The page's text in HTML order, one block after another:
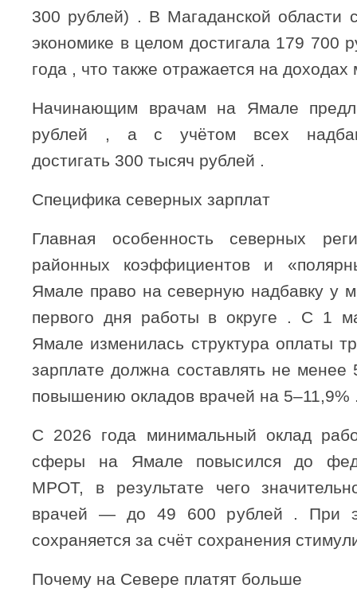
300 рублей) . В Магаданской области
экономике в целом достигала 179 700
года , что также отражается на доходах
Начинающим врачам на Ямале
рублей , а с учётом всех
достигать 300 тысяч рублей .
Специфика северных зарплат
Главная особенность северных
районных коэффициентов и
Ямале право на северную надбавку у
первого дня работы в округе . С 1
Ямале изменилась структура оплаты
зарплате должна составлять не менее
повышению окладов врачей на 5–11,9%
С 2026 года минимальный оклад
сферы на Ямале повысился до
МРОТ, в результате чего
врачей — до 49 600 рублей . При
сохраняется за счёт сохранения
Почему на Севере платят больше